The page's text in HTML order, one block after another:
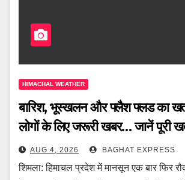
HIMACHAL WEATHER
बारिश, भूस्खलन और फ्लैश फ्लड का
लोगों के लिए जरूरी खबर… जानें पूरी
AUG 4, 2026 BAGHAT EXPRESS
शिमला: हिमाचल प्रदेश में मानसून एक बार फिर